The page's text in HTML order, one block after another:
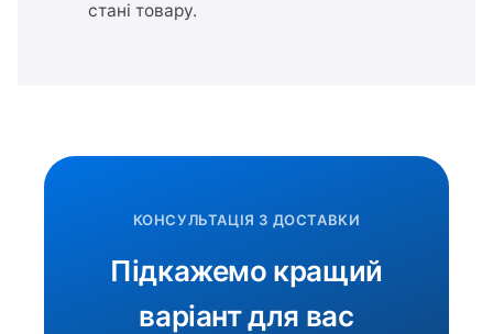
стані товару.
КОНСУЛЬТАЦІЯ З ДОСТАВКИ
Підкажемо кращий
варіант для вас